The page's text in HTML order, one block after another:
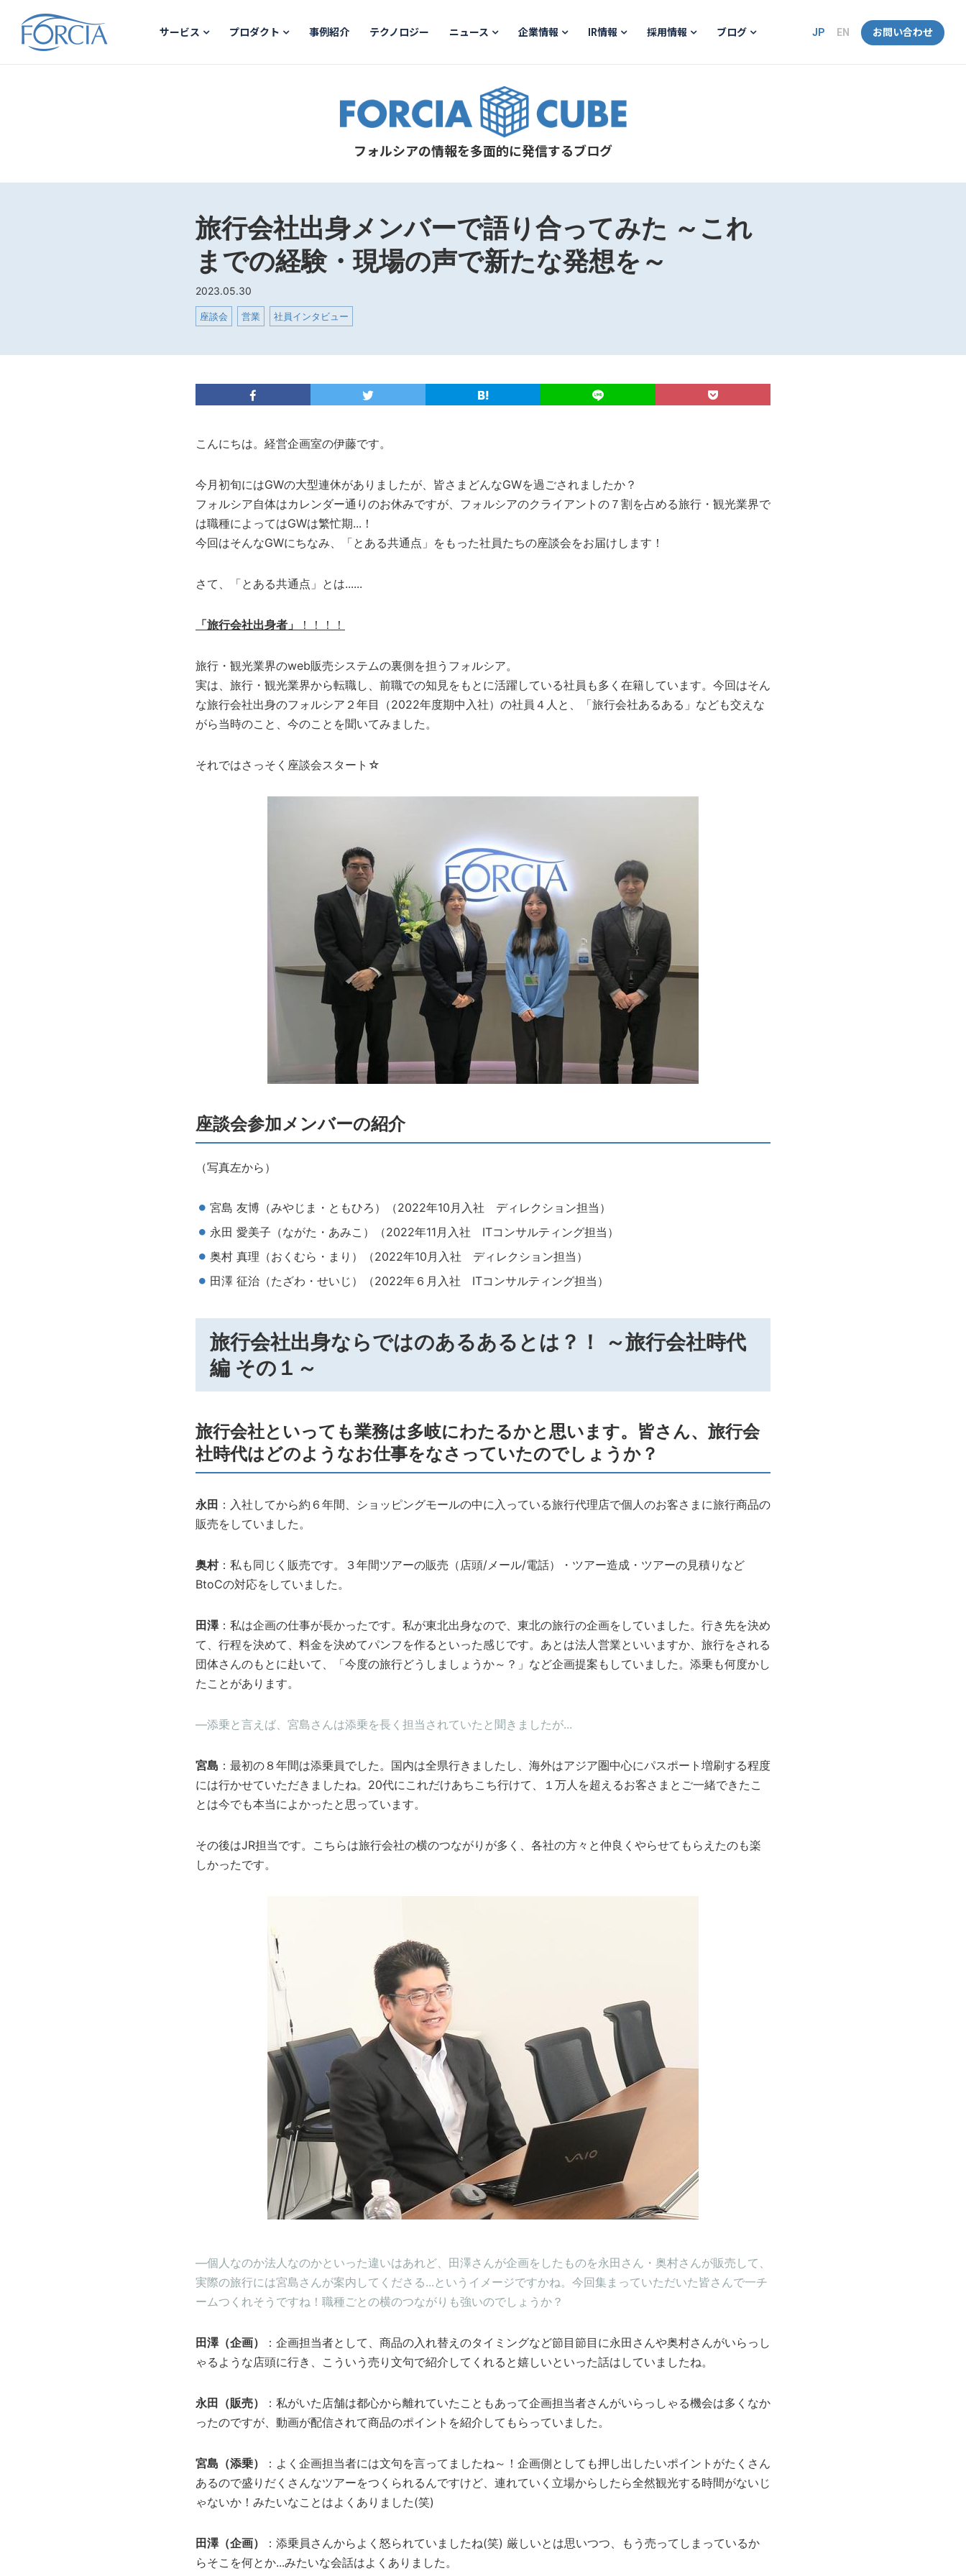
サービス プロダクト 事例紹介 テクノロジー ニュース 企業情報 IR情報 採用情報 ブログ JP EN お問い合わせ
フォルシアの情報を多面的に発信するブログ
旅行会社出身メンバーで語り合ってみた ～これ
までの経験・現場の声で新たな発想を～
2023.05.30
座談会 営業 社員インタビュー
こんにちは。経営企画室の伊藤です。
今月初旬にはGWの大型連休がありましたが、皆さまどんなGWを過ごされましたか？
フォルシア自体はカレンダー通りのお休みですが、フォルシアのクライアントの７割を占める旅行・観光業界で
は職種によってはGWは繁忙期...！
今回はそんなGWにちなみ、「とある共通点」をもった社員たちの座談会をお届けします！
さて、「とある共通点」とは......
「旅行会社出身者」 ！！！！
旅行・観光業界のweb販売システムの裏側を担うフォルシア。
実は、旅行・観光業界から転職し、前職での知見をもとに活躍している社員も多く在籍しています。今回はそん
な旅行会社出身のフォルシア２年目（2022年度期中入社）の社員４人と、「旅行会社あるある」なども交えな
がら当時のこと、今のことを聞いてみました。
それではさっそく座談会スタート☆
座談会参加メンバーの紹介
（写真左から）
宮島 友博（みやじま・ともひろ）（2022年10月入社 ディレクション担当）
永田 愛美子（ながた・あみこ）（2022年11月入社 ITコンサルティング担当）
奥村 真理（おくむら・まり）（2022年10月入社 ディレクション担当）
田澤 征治（たざわ・せいじ）（2022年６月入社 ITコンサルティング担当）
旅行会社出身ならではのあるあるとは？！ ～旅行会社時代
編 その１～
旅行会社といっても業務は多岐にわたるかと思います。皆さん、旅行会
社時代はどのようなお仕事をなさっていたのでしょうか？
永田 ：入社してから約６年間、ショッピングモールの中に入っている旅行代理店で個人のお客さまに旅行商品の
販売をしていました。
奥村：私も同じく販売です。３年間ツアーの販売（店頭/メール/電話）・ツアー造成・ツアーの見積りなど
BtoCの対応をしていました。
田澤：私は企画の仕事が長かったです。私が東北出身なので、東北の旅行の企画をしていました。行き先を決め
て、行程を決めて、料金を決めてパンフを作るといった感じです。あとは法人営業といいますか、旅行をされる
団体さんのもとに赴いて、「今度の旅行どうしましょうか～？」など企画提案もしていました。添乗も何度かし
たことがあります。
―添乗と言えば、宮島さんは添乗を長く担当されていたと聞きましたが...
宮島 ：最初の８年間は添乗員でした。国内は全県行きましたし、海外はアジア圏中心にパスポート増刷する程度
には行かせていただきましたね。20代にこれだけあちこち行けて、１万人を超えるお客さまとご一緒できたこ
とは今でも本当によかったと思っています。
その後はJR担当です。こちらは旅行会社の横のつながりが多く、各社の方々と仲良くやらせてもらえたのも楽
しかったです。
―個人なのか法人なのかといった違いはあれど、田澤さんが企画をしたものを永田さん・奥村さんが販売して、
実際の旅行には宮島さんが案内してくださる...というイメージですかね。今回集まっていただいた皆さんで一チ
ームつくれそうですね！職種ごとの横のつながりも強いのでしょうか？
田澤（企画）
：企画担当者として、商品の入れ替えのタイミングなど節目節目に永田さんや奥村さんがいらっし
ゃるような店頭に行き、こういう売り文句で紹介してくれると嬉しいといった話はしていましたね。
永田（販売）
：私がいた店舗は都心から離れていたこともあって企画担当者さんがいらっしゃる機会は多くなか
ったのですが、動画が配信されて商品のポイントを紹介してもらっていました。
宮島（添乗）
：よく企画担当者には文句を言ってましたね～！企画側としても押し出したいポイントがたくさん
あるので盛りだくさんなツアーをつくられるんですけど、連れていく立場からしたら全然観光する時間がないじ
ゃないか！みたいなことはよくありました(笑)
田澤（企画）
：添乗員さんからよく怒られていましたね(笑) 厳しいとは思いつつ、もう売ってしまっているか
らそこを何とか...みたいな会話はよくありました。